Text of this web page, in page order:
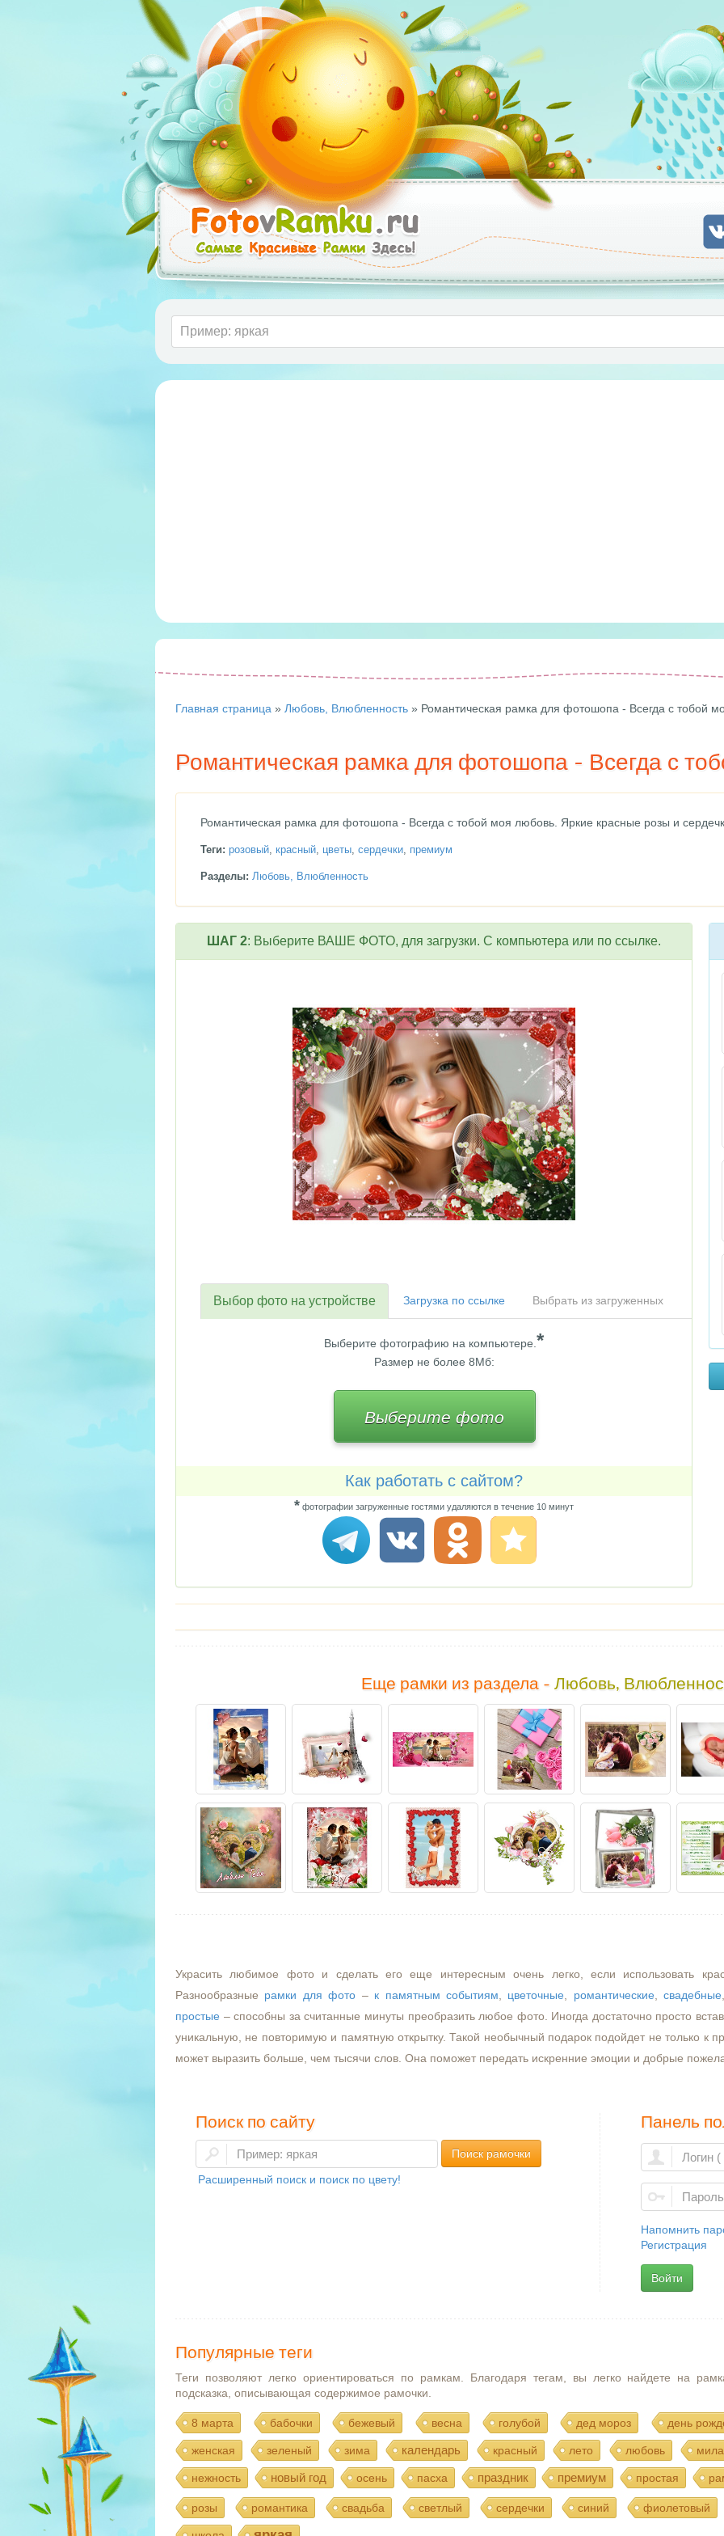
Главная страница » Любовь, Влюбленность » Романтическая рамка для фотошопа - Всегда с тобой
Романтическая рамка для фотошопа - Всегда с
Романтическая рамка для фотошопа - Всегда с тобой моя любовь. Яркие красные розы и
Теги: розовый, красный, цветы, сердечки, премиум
Разделы: Любовь, Влюбленность
ШАГ 2: Выберите ВАШЕ ФОТО, для загрузки. С компьютера или по ссылке.
Выбор фото на устройстве Загрузка по ссылке Выбрать из загруженных
Выберите фотографию на компьютере. *
Размер не более 8Мб:
Выберите фото
Как работать с сайтом?
* фотографии загруженные гостями удаляются в течение 10 минут
Еще рамки из раздела - Любовь,
Украсить любимое фото и сделать его еще интересным очень легко, если использовать
Разнообразные рамки для фото – к памятным событиям цветочные романтические ,свадебные
простые – способны за считанные минуты преобразить любое фото. Иногда достаточно просто
уникальную, не повторимую и памятную открытку. Такой необычный подарок подойдет не только к
может выразить больше, чем тысячи слов. Она поможет передать искренние эмоции и добрые
Поиск по сайту
Поиск рамочки
Расширенный поиск и поиск по цвету!
Панель
Напомнить
Регистрация
Войти
Популярные теги
Теги позволяют легко ориентироваться по рамкам. Благодаря тегам, вы легко найдете на
подсказка, описывающая содержимое рамочки.
8 марта бабочки бежевый весна голубой дед мороз день
женская зеленый зима календарь красный лето любовь
нежность новый год осень пасха праздник премиум простая
розы романтика свадьба светлый сердечки синий фиолетовый